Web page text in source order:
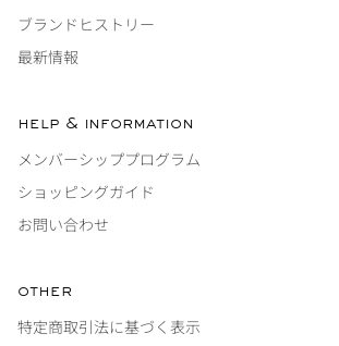
ブランドヒストリー
最新情報
help & information
メンバーシッププログラム
ショッピングガイド
お問い合わせ
other
特定商取引法に基づく表示